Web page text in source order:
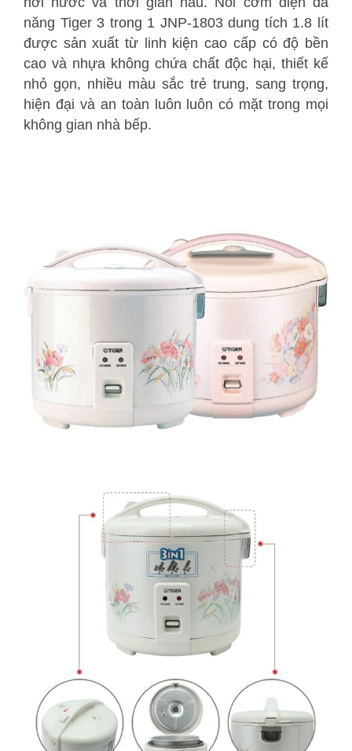
năng Tiger 3 trong 1 JNP-1803dung tích 1.8 lít
được sản xuất từ linh kiện cao cấp có độ bền
cao và nhựa không chứa chất độc hại, thiết kế
nhỏ gọn, nhiều màu sắc trẻ trung, sang trọng,
hiện đại và an toàn luôn luôn có mặt trong mọi
không gian nhà bếp.